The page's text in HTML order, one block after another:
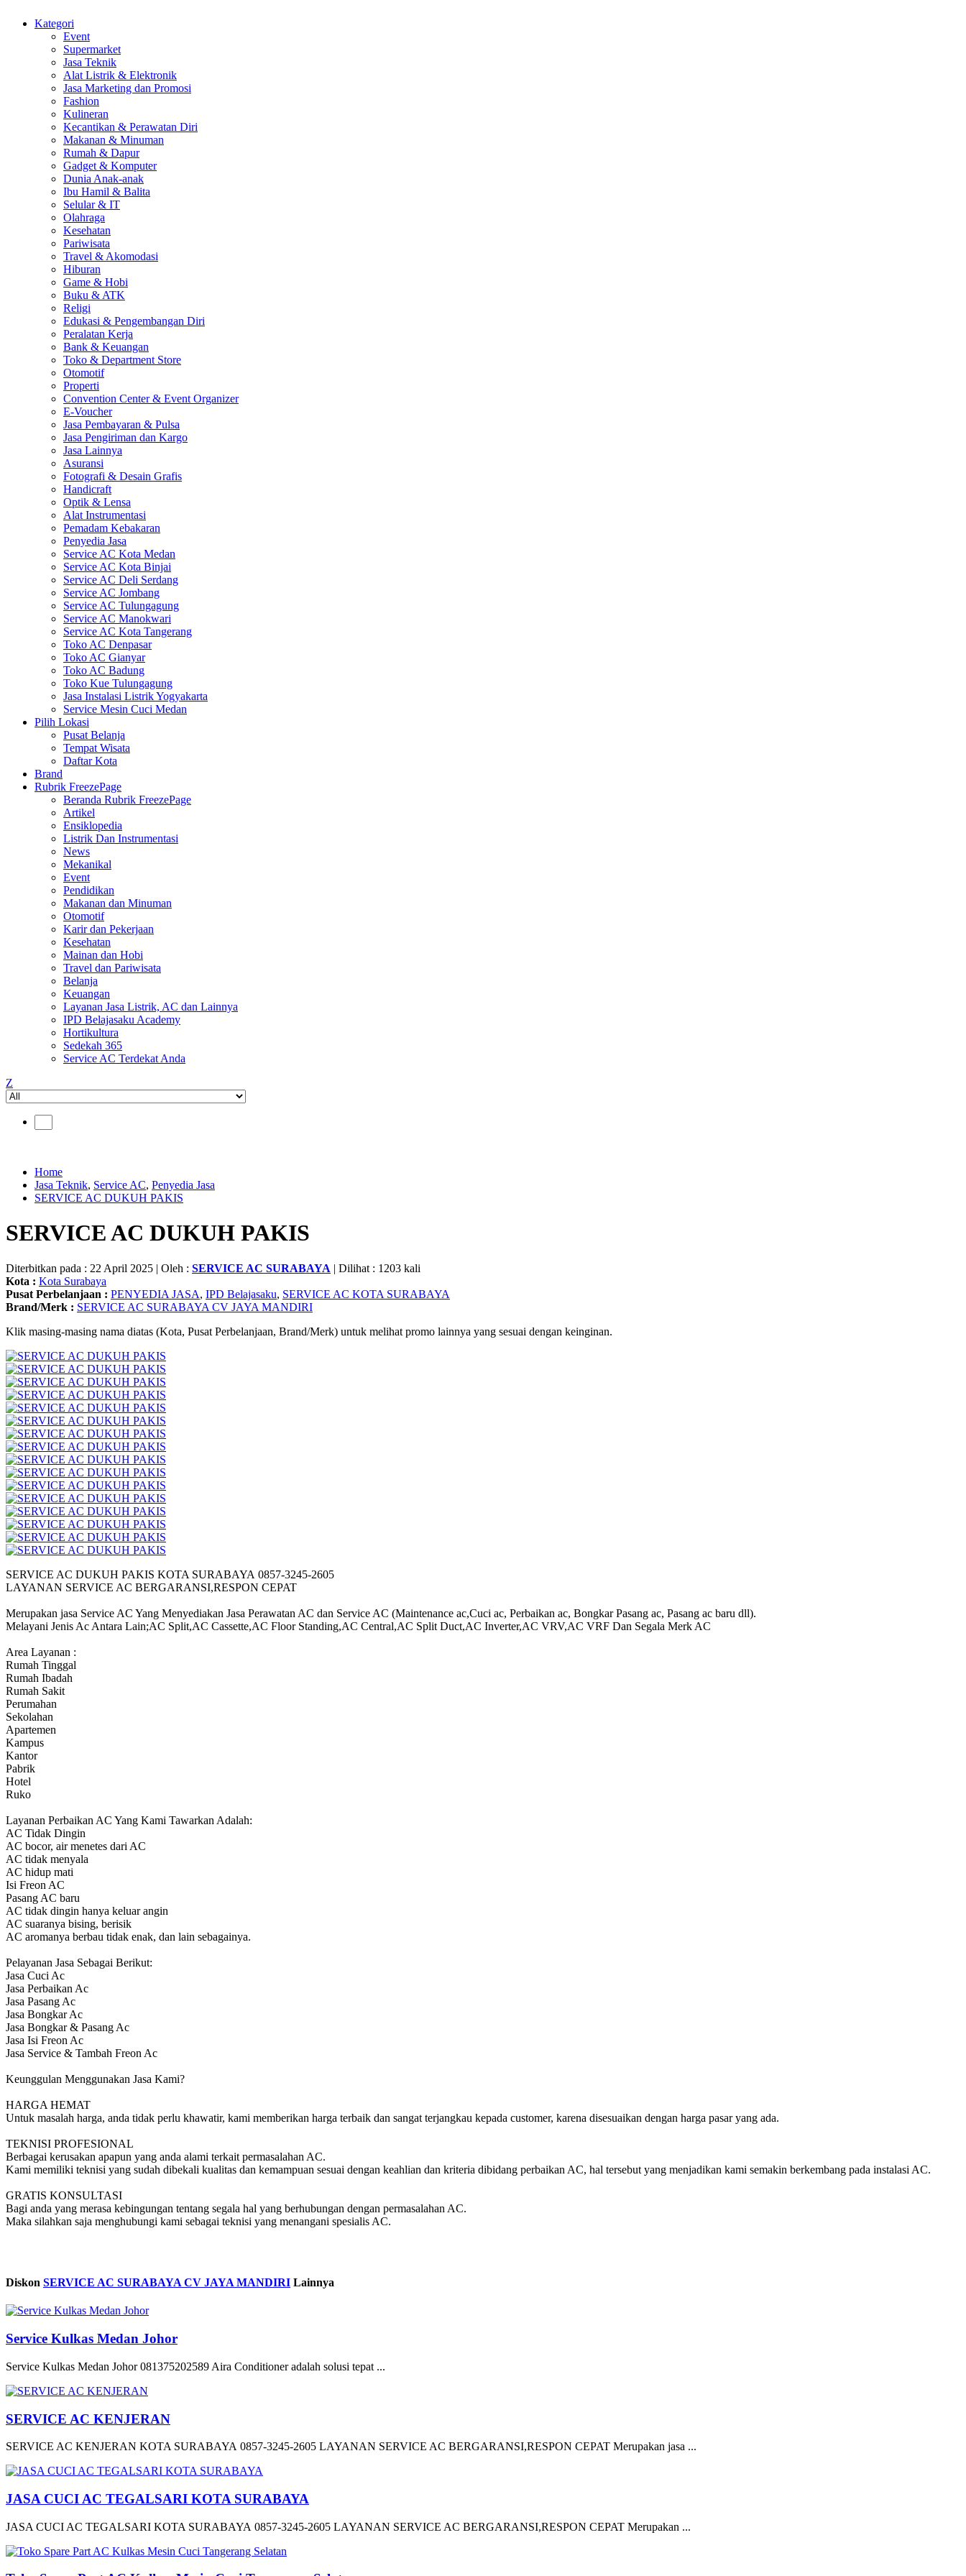
Kategori
Event
Supermarket
Jasa Teknik
Alat Listrik & Elektronik
Jasa Marketing dan Promosi
Fashion
Kulineran
Kecantikan & Perawatan Diri
Makanan & Minuman
Rumah & Dapur
Gadget & Komputer
Dunia Anak-anak
Ibu Hamil & Balita
Selular & IT
Olahraga
Kesehatan
Pariwisata
Travel & Akomodasi
Hiburan
Game & Hobi
Buku & ATK
Religi
Edukasi & Pengembangan Diri
Peralatan Kerja
Bank & Keuangan
Toko & Department Store
Otomotif
Properti
Convention Center & Event Organizer
E-Voucher
Jasa Pembayaran & Pulsa
Jasa Pengiriman dan Kargo
Jasa Lainnya
Asuransi
Fotografi & Desain Grafis
Handicraft
Optik & Lensa
Alat Instrumentasi
Pemadam Kebakaran
Penyedia Jasa
Service AC Kota Medan
Service AC Kota Binjai
Service AC Deli Serdang
Service AC Jombang
Service AC Tulungagung
Service AC Manokwari
Service AC Kota Tangerang
Toko AC Denpasar
Toko AC Gianyar
Toko AC Badung
Toko Kue Tulungagung
Jasa Instalasi Listrik Yogyakarta
Service Mesin Cuci Medan
Pilih Lokasi
Pusat Belanja
Tempat Wisata
Daftar Kota
Brand
Rubrik FreezePage
Beranda Rubrik FreezePage
Artikel
Ensiklopedia
Listrik Dan Instrumentasi
News
Mekanikal
Event
Pendidikan
Makanan dan Minuman
Otomotif
Karir dan Pekerjaan
Kesehatan
Mainan dan Hobi
Travel dan Pariwisata
Belanja
Keuangan
Layanan Jasa Listrik, AC dan Lainnya
IPD Belajasaku Academy
Hortikultura
Sedekah 365
Service AC Terdekat Anda
Z
Home
Jasa Teknik, Service AC, Penyedia Jasa
SERVICE AC DUKUH PAKIS
SERVICE AC DUKUH PAKIS
Diterbitkan pada : 22 April 2025 | Oleh : SERVICE AC SURABAYA | Dilihat : 1203 kali
Kota : Kota Surabaya
Pusat Perbelanjaan : PENYEDIA JASA, IPD Belajasaku, SERVICE AC KOTA SURABAYA
Brand/Merk : SERVICE AC SURABAYA CV JAYA MANDIRI
Klik masing-masing nama diatas (Kota, Pusat Perbelanjaan, Brand/Merk) untuk melihat promo lainnya yang sesuai dengan keinginan.
SERVICE AC DUKUH PAKIS KOTA SURABAYA 0857-3245-2605
LAYANAN SERVICE AC BERGARANSI,RESPON CEPAT
Merupakan jasa Service AC Yang Menyediakan Jasa Perawatan AC dan Service AC (Maintenance ac,Cuci ac, Perbaikan ac, Bongkar Pasang ac, Pasang ac baru dll).
Melayani Jenis Ac Antara Lain;AC Split,AC Cassette,AC Floor Standing,AC Central,AC Split Duct,AC Inverter,AC VRV,AC VRF Dan Segala Merk AC
Area Layanan :
Rumah Tinggal
Rumah Ibadah
Rumah Sakit
Perumahan
Sekolahan
Apartemen
Kampus
Kantor
Pabrik
Hotel
Ruko
Layanan Perbaikan AC Yang Kami Tawarkan Adalah:
AC Tidak Dingin
AC bocor, air menetes dari AC
AC tidak menyala
AC hidup mati
Isi Freon AC
Pasang AC baru
AC tidak dingin hanya keluar angin
AC suaranya bising, berisik
AC aromanya berbau tidak enak, dan lain sebagainya.
Pelayanan Jasa Sebagai Berikut:
Jasa Cuci Ac
Jasa Perbaikan Ac
Jasa Pasang Ac
Jasa Bongkar Ac
Jasa Bongkar & Pasang Ac
Jasa Isi Freon Ac
Jasa Service & Tambah Freon Ac
Keunggulan Menggunakan Jasa Kami?
HARGA HEMAT
Untuk masalah harga, anda tidak perlu khawatir, kami memberikan harga terbaik dan sangat terjangkau kepada customer, karena disesuaikan dengan harga pasar yang ada.
TEKNISI PROFESIONAL
Berbagai kerusakan apapun yang anda alami terkait permasalahan AC.
Kami memiliki teknisi yang sudah dibekali kualitas dan kemampuan sesuai dengan keahlian dan kriteria dibidang perbaikan AC, hal tersebut yang menjadikan kami semakin berkembang pada instalasi AC.
GRATIS KONSULTASI
Bagi anda yang merasa kebingungan tentang segala hal yang berhubungan dengan permasalahan AC.
Maka silahkan saja menghubungi kami sebagai teknisi yang menangani spesialis AC.
Diskon SERVICE AC SURABAYA CV JAYA MANDIRI Lainnya
Service Kulkas Medan Johor
Service Kulkas Medan Johor 081375202589 Aira Conditioner adalah solusi tepat ...
SERVICE AC KENJERAN
SERVICE AC KENJERAN KOTA SURABAYA 0857-3245-2605 LAYANAN SERVICE AC BERGARANSI,RESPON CEPAT Merupakan jasa ...
JASA CUCI AC TEGALSARI KOTA SURABAYA
JASA CUCI AC TEGALSARI KOTA SURABAYA 0857-3245-2605 LAYANAN SERVICE AC BERGARANSI,RESPON CEPAT Merupakan ...